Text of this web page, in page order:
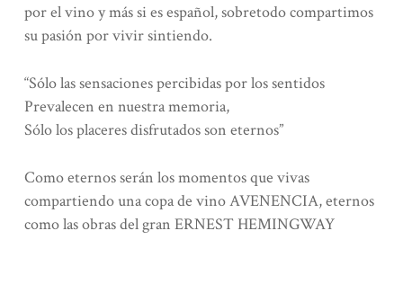
por el vino y más si es español, sobretodo compartimos
su pasión por vivir sintiendo.
“Sólo las sensaciones percibidas por los sentidos
Prevalecen en nuestra memoria,
Sólo los placeres disfrutados son eternos”
Como eternos serán los momentos que vivas
compartiendo una copa de vino AVENENCIA, eternos
como las obras del gran ERNEST HEMINGWAY